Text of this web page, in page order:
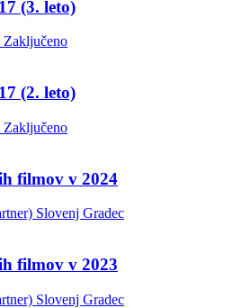
(3. leto)
Zaključeno
(2. leto)
Zaključeno
filmov v 2024
Slovenj Gradec
filmov v 2023
Slovenj Gradec